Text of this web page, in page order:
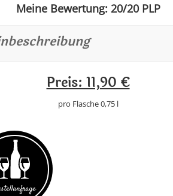
Meine Bewertung: 20/20 PLP
Preis: 11,90 €
pro Flasche 0,75 l